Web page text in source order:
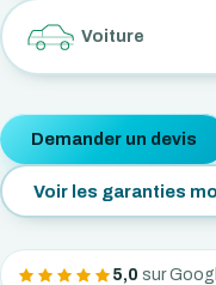
Voiture
Demander un devis
Voir les garanties
5,0 sur